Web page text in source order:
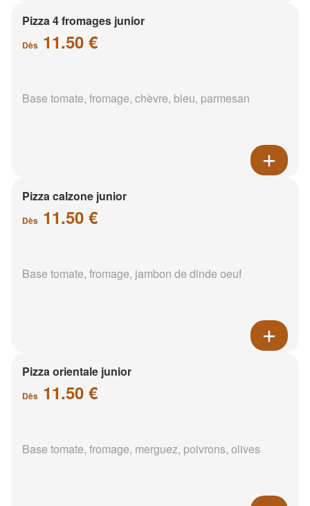
Pizza 4 fromages junior
Dès 11.50 €
Base tomate, fromage, chèvre, bleu, parmesan
Pizza calzone junior
Dès 11.50 €
Base tomate, fromage, jambon de dinde oeuf
Pizza orientale junior
Dès 11.50 €
Base tomate, fromage, merguez, poivrons, olives